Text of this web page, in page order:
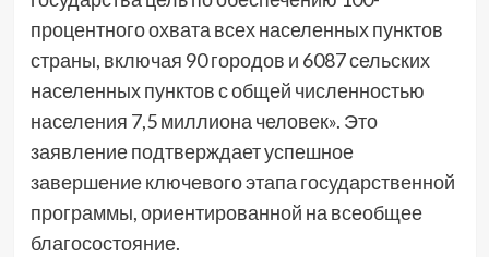
процентного охвата всех населенных пунктов
страны, включая 90 городов и 6087 сельских
населенных пунктов с общей численностью
населения 7,5 миллиона человек». Это
заявление подтверждает успешное
завершение ключевого этапа государственной
программы, ориентированной на всеобщее
благосостояние.